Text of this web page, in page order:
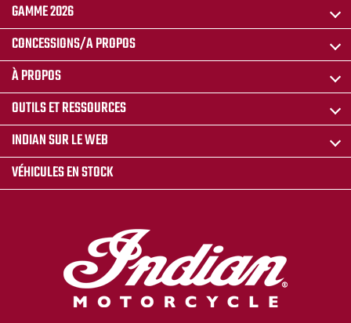
GAMME 2026
CONCESSIONS/A PROPOS
À PROPOS
OUTILS ET RESSOURCES
INDIAN SUR LE WEB
VÉHICULES EN STOCK